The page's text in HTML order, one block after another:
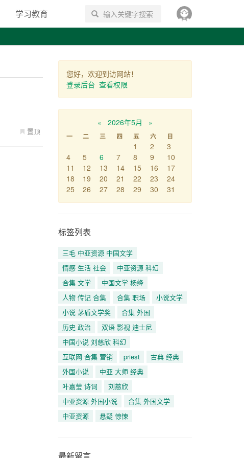
学习教育 搜索
置顶
您好，欢迎到访网站！
登录后台 查看权限
« 2026年5月 »
一 二 三 四 五 六 日
1 2
3
4
5 6 7 8 9
10
11
12 13 14 15 16
17
18
19 20 21 22 23
24
25
26 27 28 29 30 31
标签列表
三毛 中亚资源 中国文学
情感 生活 社会
中亚资源 科幻
合集 文学
中国文学 杨绛
人物 传记 合集
合集 职场
小说文学
小说 茅盾文学奖
合集 外国
历史 政治
双语 影视 迪士尼
中国小说 刘慈欣 科幻
互联网 合集 营销
priest
古典 经典
外国小说
中亚 大师 经典
叶嘉莹 诗词
刘慈欣
中亚资源 外国小说
合集 外国文学
中亚资源
悬疑 惊悚